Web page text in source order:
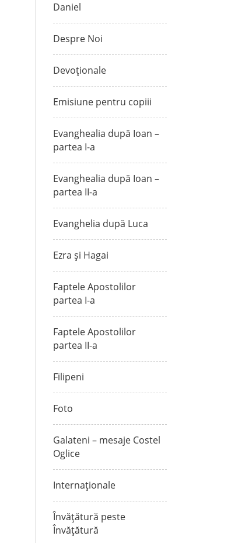
Daniel
Despre Noi
Devoționale
Emisiune pentru copiii
Evanghealia după Ioan –
partea I-a
Evanghealia după Ioan –
partea II-a
Evanghelia după Luca
Ezra și Hagai
Faptele Apostolilor
partea I-a
Faptele Apostolilor
partea II-a
Filipeni
Foto
Galateni – mesaje Costel
Oglice
Internaționale
Învățătură peste
Învățătură